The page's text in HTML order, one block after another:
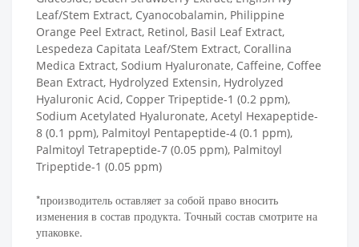
Leaf/Stem Extract, Cyanocobalamin, Philippine
Orange Peel Extract, Retinol, Basil Leaf Extract,
Lespedeza Capitata Leaf/Stem Extract, Corallina
Medica Extract, Sodium Hyaluronate, Caffeine, Coffee
Bean Extract, Hydrolyzed Extensin, Hydrolyzed
Hyaluronic Acid, Copper Tripeptide-1 (0.2 ppm),
Sodium Acetylated Hyaluronate, Acetyl Hexapeptide-
8 (0.1 ppm), Palmitoyl Pentapeptide-4 (0.1 ppm),
Palmitoyl Tetrapeptide-7 (0.05 ppm), Palmitoyl
Tripeptide-1 (0.05 ppm)
*производитель оставляет за собой право вносить
изменения в состав продукта. Точный состав смотрите на
упаковке.